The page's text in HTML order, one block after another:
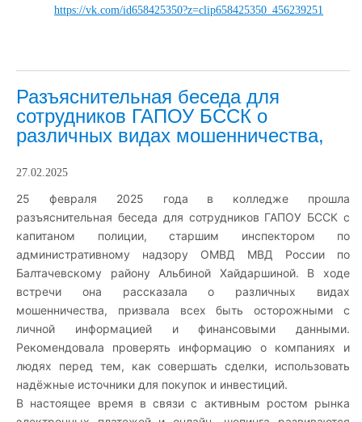
https://vk.com/id658425350?z=clip658425350_456239251
Разъяснительная беседа для
сотрудников ГАПОУ БССК о
различных видах мошенничества,
27.02.2025
25 февраля 2025 года в колледже прошла
разъяснительная беседа для сотрудников ГАПОУ БССК с
капитаном полиции, старшим инспектором по
административному надзору ОМВД МВД России по
Балтачевскому району Альбиной Хайдаршиной. В ходе
встречи она рассказала о различных видах
мошенничества, призвала всех быть осторожными с
личной информацией и финансовыми данными.
Рекомендовала проверять информацию о компаниях и
людях перед тем, как совершать сделки, использовать
надёжные источники для покупок и инвестиций.
В настоящее время в связи с активным ростом рынка